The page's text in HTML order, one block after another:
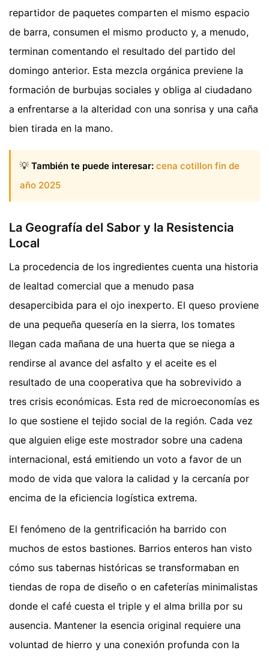
repartidor de paquetes comparten el mismo espacio
de barra, consumen el mismo producto y, a menudo,
terminan comentando el resultado del partido del
domingo anterior. Esta mezcla orgánica previene la
formación de burbujas sociales y obliga al ciudadano
a enfrentarse a la alteridad con una sonrisa y una caña
bien tirada en la mano.
💡 También te puede interesar: cena cotillon fin de
año 2025
La Geografía del Sabor y la Resistencia
Local
La procedencia de los ingredientes cuenta una historia
de lealtad comercial que a menudo pasa
desapercibida para el ojo inexperto. El queso proviene
de una pequeña quesería en la sierra, los tomates
llegan cada mañana de una huerta que se niega a
rendirse al avance del asfalto y el aceite es el
resultado de una cooperativa que ha sobrevivido a
tres crisis económicas. Esta red de microeconomías es
lo que sostiene el tejido social de la región. Cada vez
que alguien elige este mostrador sobre una cadena
internacional, está emitiendo un voto a favor de un
modo de vida que valora la calidad y la cercanía por
encima de la eficiencia logística extrema.
El fenómeno de la gentrificación ha barrido con
muchos de estos bastiones. Barrios enteros han visto
cómo sus tabernas históricas se transformaban en
tiendas de ropa de diseño o en cafeterías minimalistas
donde el café cuesta el triple y el alma brilla por su
ausencia. Mantener la esencia original requiere una
voluntad de hierro y una conexión profunda con la